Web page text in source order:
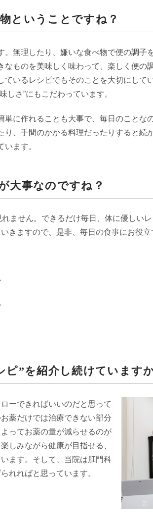
ということですね？
。無理したり、嫌いな食べ物で便の調子
なものを美味しく味わって、楽しく便の
ているレシピでもそのことを大切にして
しさ”にもこだわっています。
単に作れることも大事で、毎日のことな
り、手間のかかる料理だったりすると続
います。
大事なのですね？
ません。できるだけ毎日、体に優しい
きますので、是非、毎日の食事にお役
ピ”を紹介し続けています
ーできればいいのだと思って
薬だけでは治療できない部分
ってお薬の量が減らせるのが
しみながら健康が目指せる、
ます。そして、当院は肛門科
れればと思っています。